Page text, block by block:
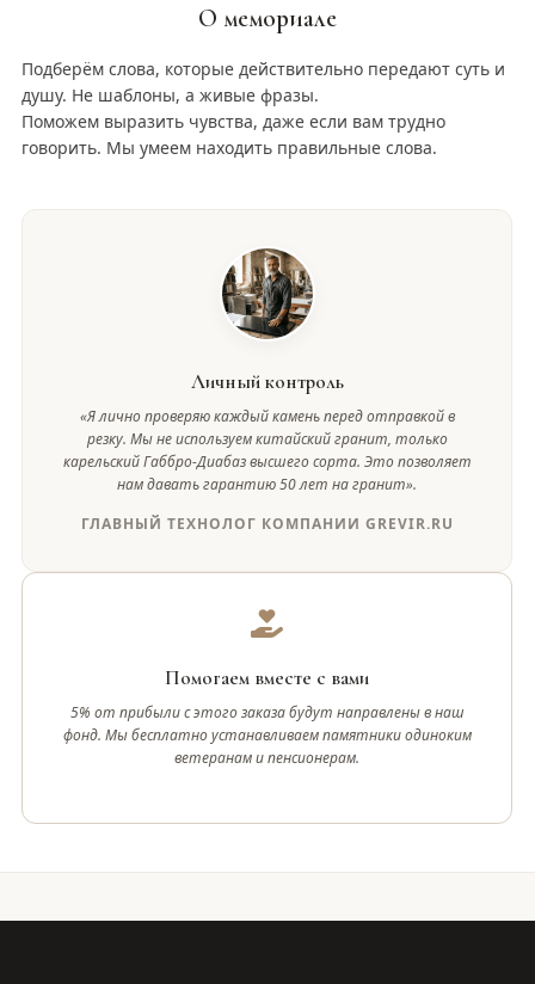
О мемориале
Подберём слова, которые действительно передают суть и
душу. Не шаблоны, а живые фразы.
Поможем выразить чувства, даже если вам трудно
говорить. Мы умеем находить правильные слова.
Личный контроль
«Я лично проверяю каждый камень перед отправкой в
резку. Мы не используем китайский гранит, только
карельский Габбро-Диабаз высшего сорта. Это позволяет
нам давать гарантию 50 лет на гранит».
ГЛАВНЫЙ ТЕХНОЛОГ КОМПАНИИ GREVIR.RU
Помогаем вместе с вами
5% от прибыли с этого заказа будут направлены в наш
фонд. Мы бесплатно устанавливаем памятники одиноким
ветеранам и пенсионерам.